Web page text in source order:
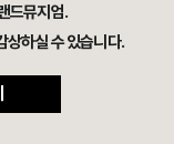
드뮤지엄.
상하실 수 있습니다.